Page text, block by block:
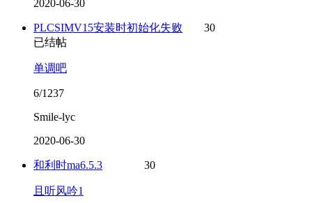
2020-06-30
PLCSIMV15安装时初始化失败
30
已结帖
单调吧
6/1237
Smile-lyc
2020-06-30
和利时ma6.5.3 30
且听风吟1